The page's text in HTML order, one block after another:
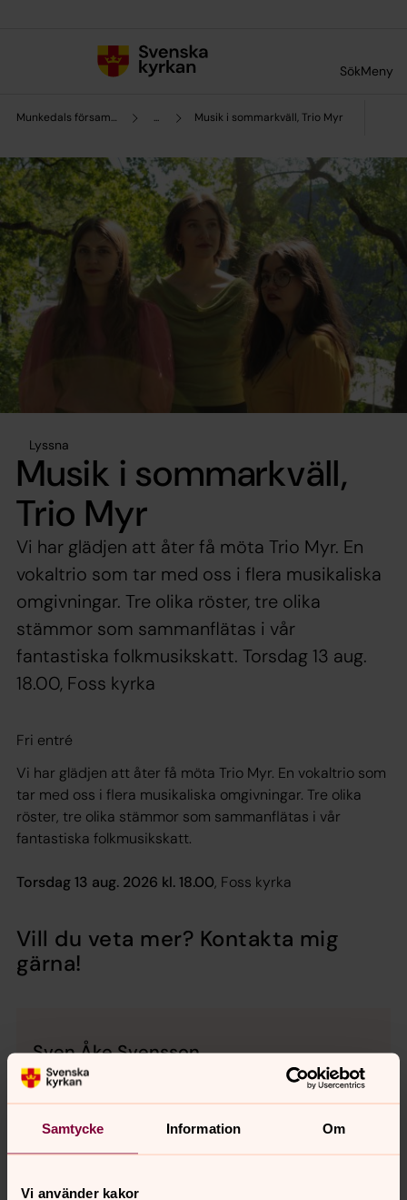
Samtycke Information Om
Vi använder kakor
SökMeny
Munkedals församling ... Musik i sommarkväll, Trio Myr
Lyssna
Musik i sommarkväll,
Trio Myr
Vi har glädjen att åter få möta Trio Myr. En
vokaltrio som tar med oss i flera musikaliska
omgivningar. Tre olika röster, tre olika
stämmor som sammanflätas i vår
fantastiska folkmusikskatt. Torsdag 13 aug.
18.00, Foss kyrka
Fri entré
Vi har glädjen att åter få möta Trio Myr. En vokaltrio som
tar med oss i flera musikaliska omgivningar. Tre olika
röster, tre olika stämmor som sammanflätas i vår
fantastiska folkmusikskatt.
Torsdag 13 aug. 2026 kl. 18.00, Foss kyrka
Vill du veta mer? Kontakta mig
gärna!
Sven Åke Svensson
Organist, Församlingsverksamheten, Munkedals
församling
Direkt:0524-104 88
E-post:svenake.svensson@svenskakyrkan.se